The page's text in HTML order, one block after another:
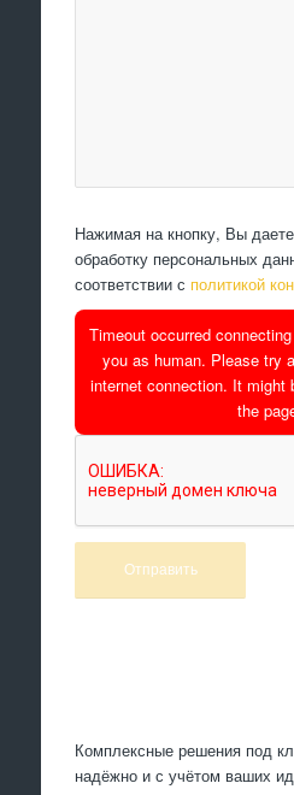
Нажимая на кнопку, Вы
обработку персональных
соответствии с политикой
Timeout occurred
you as human. Please try
internet connection. It might
the
Комплексные решения под
надёжно и с учётом ваших